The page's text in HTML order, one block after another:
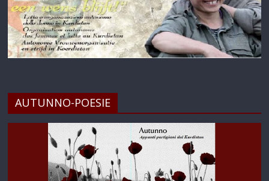
AUTUNNO-POESIE